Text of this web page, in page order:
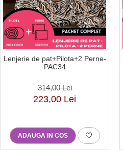
Lenjerie de pat+Pilota+2 Perne-
PAC34
314,00 Lei
223,00 Lei
ADAUGA IN COS